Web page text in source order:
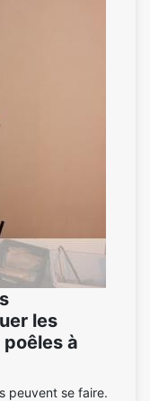
les
à
peuvent se faire.